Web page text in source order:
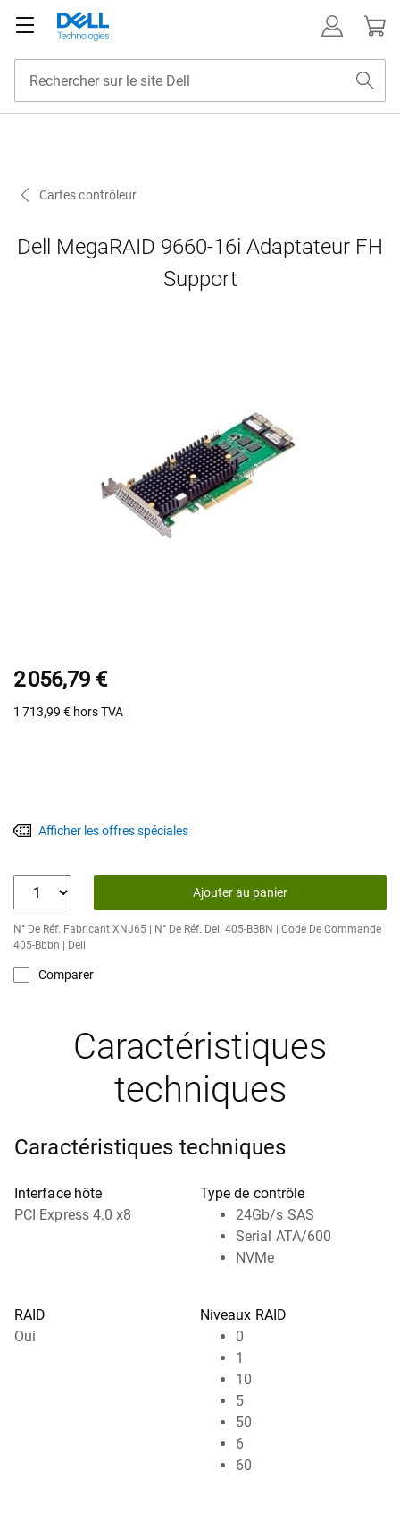
Cartes contrôleur
Dell MegaRAID 9660-16i Adaptateur FH
Support
2 056,79 €
1 713,99 € hors TVA
Afficher les offres spéciales
Ajouter au panier
N° De Réf. Fabricant XNJ65 | N° De Réf. Dell 405-BBBN | Code De Commande
405-Bbbn | Dell
Comparer
Caractéristiques
techniques
Caractéristiques techniques
Interface hôte
PCI Express 4.0 x8
Type de contrôle
24Gb/s SAS
Serial ATA/600
NVMe
RAID
Oui
Niveaux RAID
0
1
10
5
50
6
60